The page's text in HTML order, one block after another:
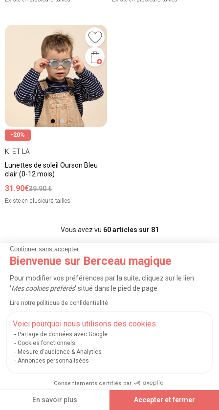
Continuer sans accepter
Bienvenue sur Berceau magique
Pour modifier vos préférences par la suite, cliquez sur le lien
'Mes cookies préférés' situé dans le pied de page.
Lire notre politique de confidentialité
Voici pourquoi nous utilisons des cookies.
Partage de données avec Google
Cookies fonctionnels
Mesure d'audience & Analytics
Annonces personnalisées
Consentements certifiés par
En savoir plus Accepter et fermer
-20%
KI ET LA
Lunettes de soleil Ourson Bleu
clair (0-12 mois)
31.90€39.90 €
Existe en plusieurs tailles
Vous avez vu 60articles sur 81
Afficher plus d’articles
< 1 2 >
TRIER FILTRER
Découvrez toutes nos marques du